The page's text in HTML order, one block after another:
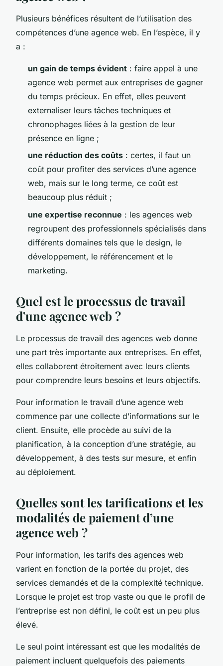
Plusieurs bénéfices résultent de l’utilisation des
compétences d’une agence web. En l’espèce, il y
a :
un gain de temps évident : faire appel à une
agence web permet aux entreprises de gagner
du temps précieux. En effet, elles peuvent
externaliser leurs tâches techniques et
chronophages liées à la gestion de leur
présence en ligne ;
une réduction des coûts : certes, il faut un
coût pour profiter des services d’une agence
web, mais sur le long terme, ce coût est
beaucoup plus réduit ;
une expertise reconnue : les agences web
regroupent des professionnels spécialisés dans
différents domaines tels que le design, le
développement, le référencement et le
marketing.
Quel est le processus de travail
d'une agence web ?
Le processus de travail des agences web donne
une part très importante aux entreprises. En effet,
elles collaborent étroitement avec leurs clients
pour comprendre leurs besoins et leurs objectifs.
Pour information le travail d’une agence web
commence par une collecte d’informations sur le
client. Ensuite, elle procède au suivi de la
planification, à la conception d’une stratégie, au
développement, à des tests sur mesure, et enfin
au déploiement.
Quelles sont les tarifications et les
modalités de paiement d’une
agence web ?
Pour information, les tarifs des agences web
varient en fonction de la portée du projet, des
services demandés et de la complexité technique.
Lorsque le projet est trop vaste ou que le profil de
l’entreprise est non défini, le coût est un peu plus
élevé.
Le seul point intéressant est que les modalités de
paiement incluent quelquefois des paiements